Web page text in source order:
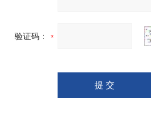
验证码：